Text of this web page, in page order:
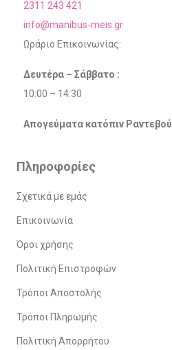
2311 243 421
info@manibus-meis.gr
Ωράριο Επικοινωνίας:
Δευτέρα – Σάββατο :
10:00 – 14:30
Απογεύματα κατόπιν Ραντεβού
Πληροφορίες
Σχετικά με εμάς
Επικοινωνία
Όροι χρήσης
Πολιτική Επιστροφών
Τρόποι Αποστολής
Τρόποι Πληρωμής
Πολιτική Απορρήτου